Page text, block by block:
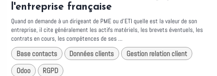
l'entreprise française
Quand on demande à un dirigeant de PME ou d'ETI quelle est la valeur de son
entreprise, il cite généralement les actifs matériels, les brevets éventuels, les
contrats en cours, les compétences de ses ...
Base contacts Données clients
Gestion relation client
Odoo
RGPD